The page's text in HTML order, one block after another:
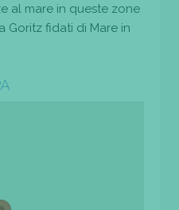
al mare in queste zone
Goritz fidati di Mare in